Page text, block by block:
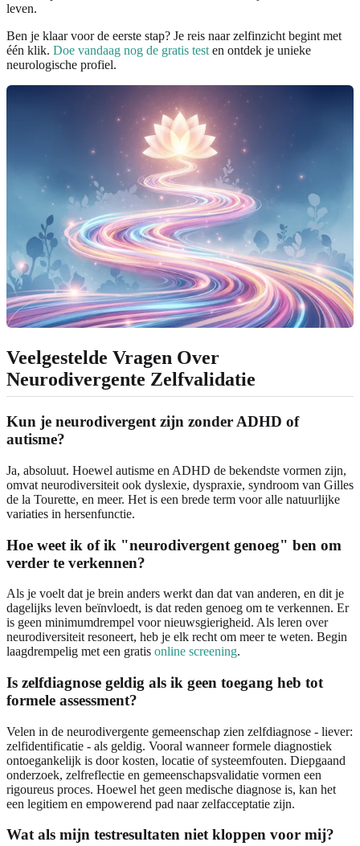
leven.
Ben je klaar voor de eerste stap? Je reis naar zelfinzicht begint met
één klik. Doe vandaag nog de gratis test en ontdek je unieke
neurologische profiel.
Veelgestelde Vragen Over
Neurodivergente Zelfvalidatie
Kun je neurodivergent zijn zonder ADHD of
autisme?
Ja, absoluut. Hoewel autisme en ADHD de bekendste vormen zijn,
omvat neurodiversiteit ook dyslexie, dyspraxie, syndroom van Gilles
de la Tourette, en meer. Het is een brede term voor alle natuurlijke
variaties in hersenfunctie.
Hoe weet ik of ik "neurodivergent genoeg" ben om
verder te verkennen?
Als je voelt dat je brein anders werkt dan dat van anderen, en dit je
dagelijks leven beïnvloedt, is dat reden genoeg om te verkennen. Er
is geen minimumdrempel voor nieuwsgierigheid. Als leren over
neurodiversiteit resoneert, heb je elk recht om meer te weten. Begin
laagdrempelig met een gratis online screening.
Is zelfdiagnose geldig als ik geen toegang heb tot
formele assessment?
Velen in de neurodivergente gemeenschap zien zelfdiagnose - liever:
zelfidentificatie - als geldig. Vooral wanneer formele diagnostiek
ontoegankelijk is door kosten, locatie of systeemfouten. Diepgaand
onderzoek, zelfreflectie en gemeenschapsvalidatie vormen een
rigoureus proces. Hoewel het geen medische diagnose is, kan het
een legitiem en empowerend pad naar zelfacceptatie zijn.
Wat als mijn testresultaten niet kloppen voor mij?